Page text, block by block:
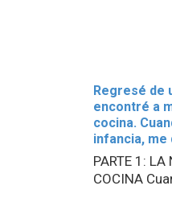
Regresé de
encontré a
cocina.
infancia, me
PARTE 1: LA
COCINA